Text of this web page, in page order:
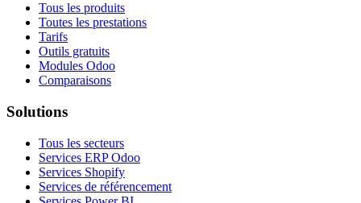
Tous les produits
Toutes les prestations
Tarifs
Outils gratuits
Modules Odoo
Comparaisons
Solutions
Tous les secteurs
Services ERP Odoo
Services Shopify
Services de référencement